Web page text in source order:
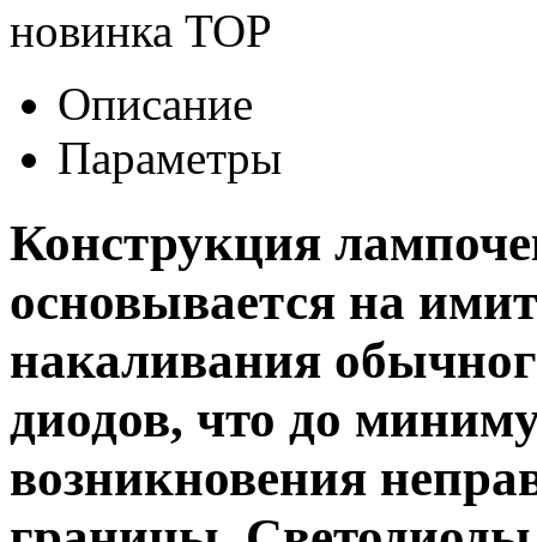
новинка TOP
Описание
Параметры
Конструкция
основывается на
накаливания
диодов, что до
возникновения